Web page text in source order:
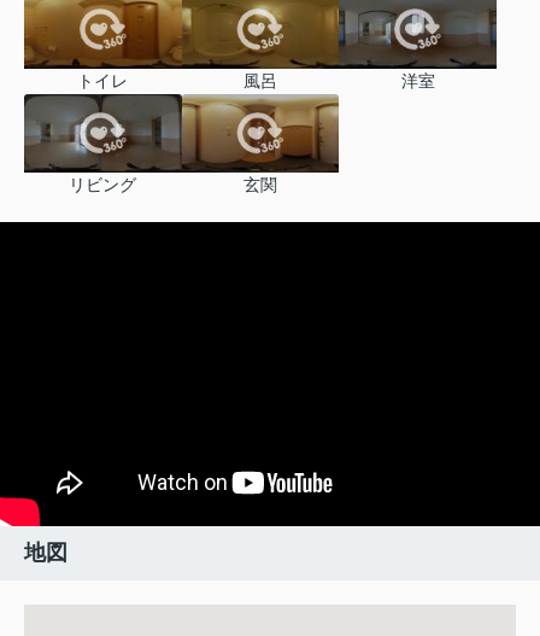
トイレ 風呂 洋室
リビング 玄関
地図